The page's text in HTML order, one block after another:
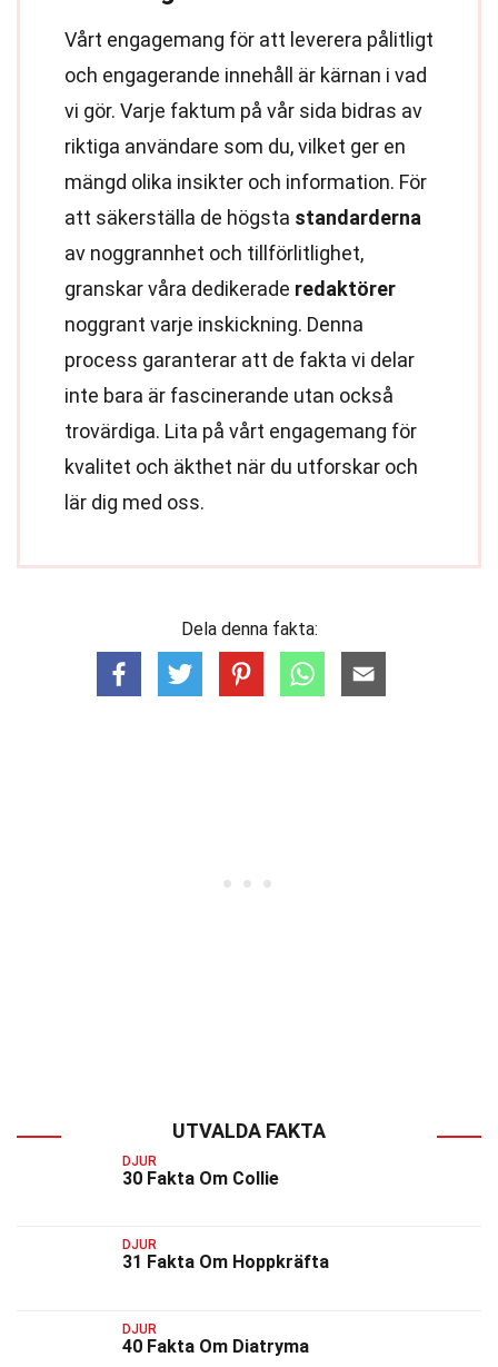
Vårt engagemang för att leverera pålitligt
och engagerande innehåll är kärnan i vad
vi gör. Varje faktum på vår sida bidras av
riktiga användare som du, vilket ger en
mängd olika insikter och information. För
att säkerställa de högsta standarderna
av noggrannhet och tillförlitlighet,
granskar våra dedikerade redaktörer
noggrant varje inskickning. Denna
process garanterar att de fakta vi delar
inte bara är fascinerande utan också
trovärdiga. Lita på vårt engagemang för
kvalitet och äkthet när du utforskar och
lär dig med oss.
Dela denna fakta:
UTVALDA FAKTA
DJUR
30 Fakta Om Collie
DJUR
31 Fakta Om Hoppkräfta
DJUR
40 Fakta Om Diatryma